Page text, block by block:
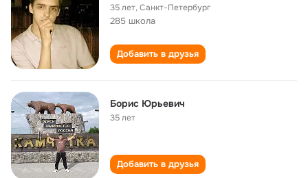
35 лет,Санкт-Петербург
285 школа
Добавить в друзья
Борис Юрьевич
35 лет
Добавить в друзья